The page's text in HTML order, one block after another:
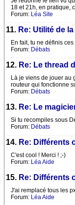
18 et 21h, en pratique,
Forum: Léa Site
11. Re: Utilité de
En fait, tu ne définis
Forum: Débats
12. Re: Le thread
Là je viens de jouer au
routeur qui fonctionne
Forum: Débats
13. Re: Le
Si tu recompiles sous
Forum: Débats
14. Re: Différents
C'est cool ! Merci ! ;-)
Forum: Léa Aide
15. Re: Différents
J'ai remplacé tous les
Forum: Léa Aide